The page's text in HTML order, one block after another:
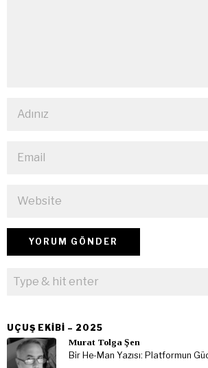
UÇUŞ EKIBI – 2025
Murat Tolga Şen
Bir He-Man Yazısı: Platformun